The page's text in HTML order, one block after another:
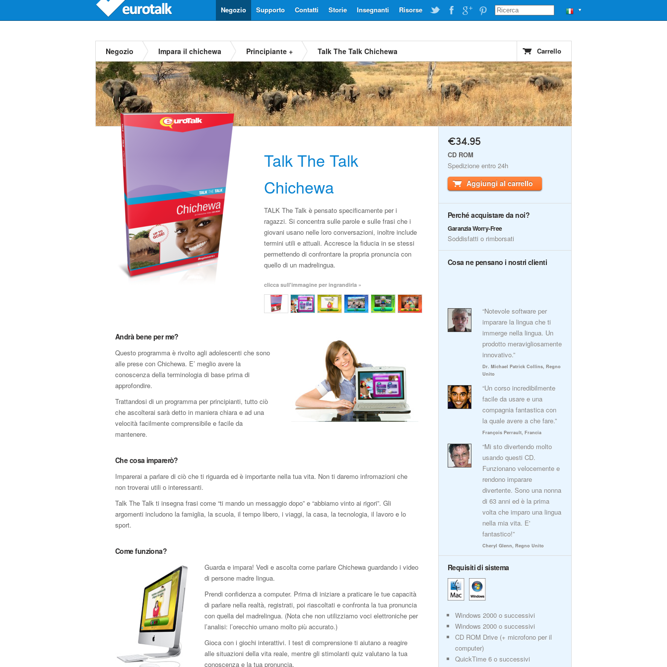
▼
Risorse
Insegnanti
Storie
Contatti
Supporto
Negozio
Negozio Impara il chichewa Principiante + Talk The Talk Chichewa Carrello
Talk The Talk
Chichewa
TALK The Talk è pensato specificamente per i
ragazzi. Si concentra sulle parole e sulle frasi che i
giovani usano nelle loro conversazioni, inoltre include
termini utili e attuali. Accresce la fiducia in se stessi
permettendo di confrontare la propria pronuncia con
quello di un madrelingua.
clicca sull'immagine per ingrandirla »
Andrà bene per me?
Questo programma è rivolto agli adolescenti che sono
alle prese con Chichewa. E’ meglio avere la
conoscenza della terminologia di base prima di
approfondire.
Trattandosi di un programma per principianti, tutto ciò
che ascolterai sarà detto in maniera chiara e ad una
velocità facilmente comprensibile e facile da
mantenere.
Che cosa imparerò?
Imparerai a parlare di ciò che ti riguarda ed è importante nella tua vita. Non ti daremo infromazioni che
non troverai utili o interessanti.
Talk The Talk ti insegna frasi come “ti mando un messaggio dopo” e “abbiamo vinto ai rigori”. Gli
argomenti includono la famiglia, la scuola, il tempo libero, i viaggi, la casa, la tecnologia, il lavoro e lo
sport.
Come funziona?
Guarda e impara! Vedi e ascolta come parlare Chichewa guardando i video
di persone madre lingua.
Prendi confidenza a computer. Prima di iniziare a praticare le tue capacità
di parlare nella realtà, registrati, poi riascoltati e confronta la tua pronuncia
con quella del madrelingua. (Nota che non utilizziamo voci elettroniche per
l’analisi: l’orecchio umano molto più accurato.)
Gioca con i giochi interattivi. I test di comprensione ti aiutano a reagire
alle situazioni della vita reale, mentre gli stimolanti quiz valutano la tua
conoscenza e la tua pronuncia.
€34.95
CD ROM
Spedizione entro 24h
Aggiungi al carrello
Perché acquistare da noi?
Garanzia Worry-Free
Soddisfatti o rimborsati
Cosa ne pensano i nostri clienti
“Notevole software per
imparare la lingua che ti
immerge nella lingua. Un
prodotto meravigliosamente
innovativo.”
Dr. Michael Patrick Collins, Regno
Unito
“Un corso incredibilmente
facile da usare e una
compagnia fantastica con
la quale avere a che fare.”
François Perrault, Francia
“Mi sto divertendo molto
usando questi CD.
Funzionano velocemente e
rendono imparare
divertente. Sono una nonna
di 63 anni ed è la prima
volta che imparo una lingua
nella mia vita. E'
fantastico!”
Cheryl Glenn, Regno Unito
Requisiti di sistema
Windows 2000 o successivi
Windows 2000 o successivi
CD ROM Drive (+ microfono per il
computer)
QuickTime 6 o successivi